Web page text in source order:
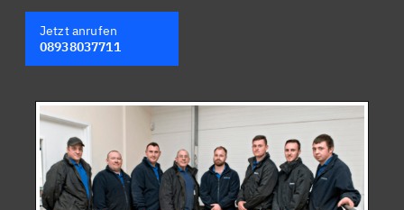
Jetzt anrufen
08938037711